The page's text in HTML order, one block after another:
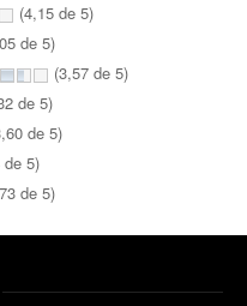
(4,15 de 5)
de 5)
(3,57 de 5)
de 5)
de 5)
de 5)
de 5)